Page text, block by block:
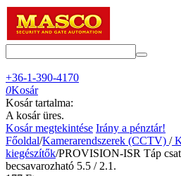
+36-1-390-4170
0Kosár
Kosár tartalma:
A kosár üres.
Kosár megtekintése Irány a pénztár!
Főoldal/Kamerarendszerek (CCTV) /
kiegészítők/PROVISION-ISR Táp
becsavarozható 5.5 / 2.1.